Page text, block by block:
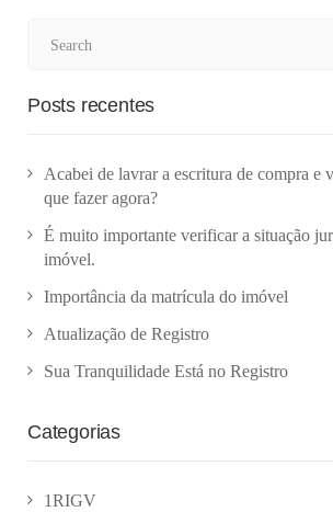
Posts recentes
Acabei de lavrar a escritura de compra e
que fazer agora?
É muito importante verificar a situação
imóvel.
Importância da matrícula do imóvel
Atualização de Registro
Sua Tranquilidade Está no Registro
Categorias
1RIGV